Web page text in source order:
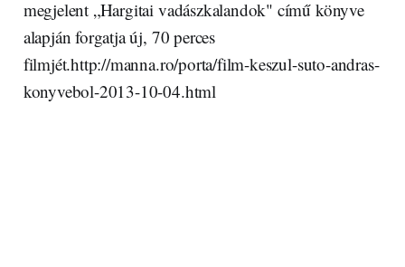
megjelent „Hargitai vadászkalandok" című könyve
alapján forgatja új, 70 perces
filmjét.http://manna.ro/porta/film-keszul-suto-andras-
konyvebol-2013-10-04.html